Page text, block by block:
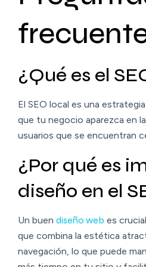
¿Qué es el
El SEO local es una
que tu negocio aparezca en
usuarios que se encuentran
¿Por qué es
diseño en el
Un buen diseño web es
que combina la estética
navegación, lo que puede